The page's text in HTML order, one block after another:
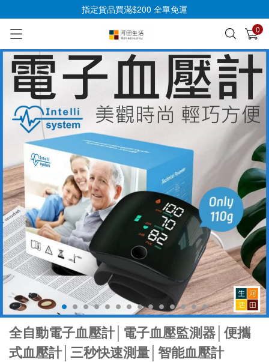
指定貨品買滿$200 全單免運
0
已加入購物車 查看
全自動電子血壓計│電子血壓監測器│便攜
式血壓計│三秒快速測量│智能血壓計